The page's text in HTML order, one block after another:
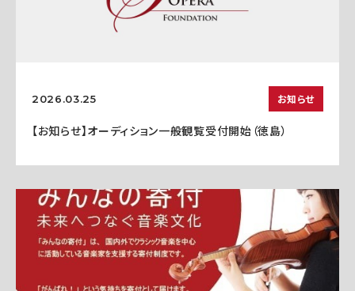
2026.03.25 お知らせ
【お知らせ】オーディション一般観覧受付開始（徳島）